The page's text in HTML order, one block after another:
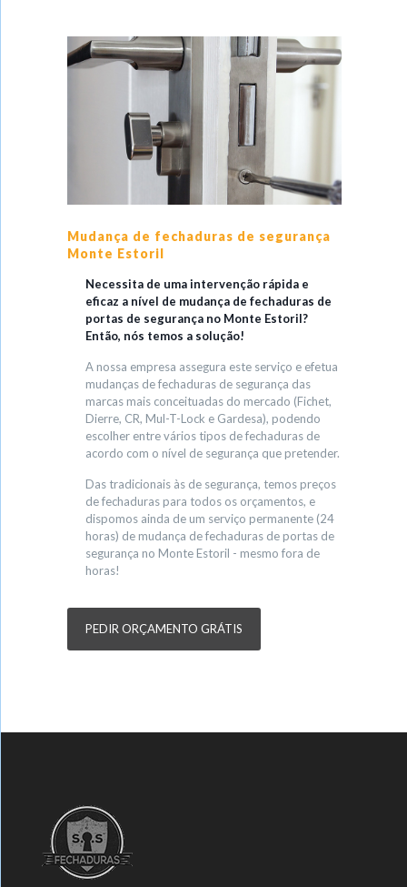
Mudança de fechaduras de segurança
Monte Estoril
Necessita de uma intervenção rápida e
eficaz a nível de mudança de fechaduras de
portas de segurança no Monte Estoril?
Então, nós temos a solução!
A nossa empresa assegura este serviço e efetua
mudanças de fechaduras de segurança das
marcas mais conceituadas do mercado (Fichet,
Dierre, CR, Mul-T-Lock e Gardesa), podendo
escolher entre vários tipos de fechaduras de
acordo com o nível de segurança que pretender.
Das tradicionais às de segurança, temos preços
de fechaduras para todos os orçamentos, e
dispomos ainda de um serviço permanente (24
horas) de mudança de fechaduras de portas de
segurança no Monte Estoril - mesmo fora de
horas!
PEDIR ORÇAMENTO GRÁTIS